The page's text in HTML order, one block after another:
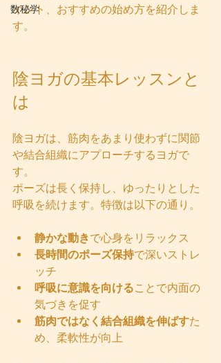
数秘学
イント、おすすめの始め方を紹介しま
す。
陰ヨガの基本レッスンと
は
陰ヨガは、筋肉をあまり使わずに関節
や結合組織にアプローチするヨガで
す。
ポーズは長く保持し、ゆったりとした
呼吸を続けます。特徴は以下の通り。
静かな動きで心身をリラックス
長時間のポーズ保持で深いストレ
ッチ
呼吸に意識を向けることで内面の
気づきを促す
筋肉ではなく結合組織を伸ばすた
め、柔軟性が向上